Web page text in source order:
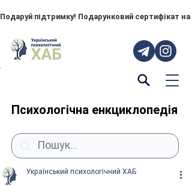
Подаруй підтримку! Подарунковий сертифікат
Психологічна енкциклопедія
Український психологічний ХАБ